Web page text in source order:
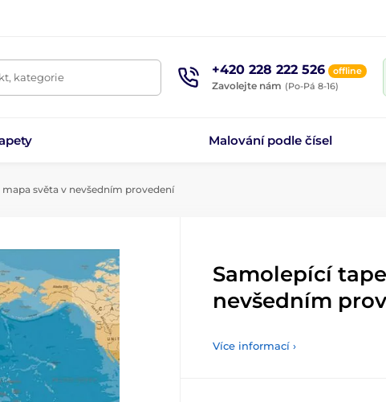
kategorie +420 228 222 526 offline
Zavolejte nám (Po-Pá 8-16)
Malování podle čísel
světa v nevšedním provedení
Samolepící
nevšedním
Více informací ›